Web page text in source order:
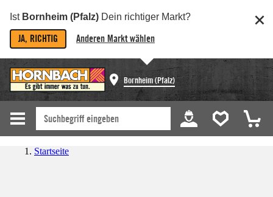
Ist Bornheim (Pfalz) Dein richtiger Markt?
JA, RICHTIG Anderen Markt wählen
Bornheim (Pfalz)
Startseite